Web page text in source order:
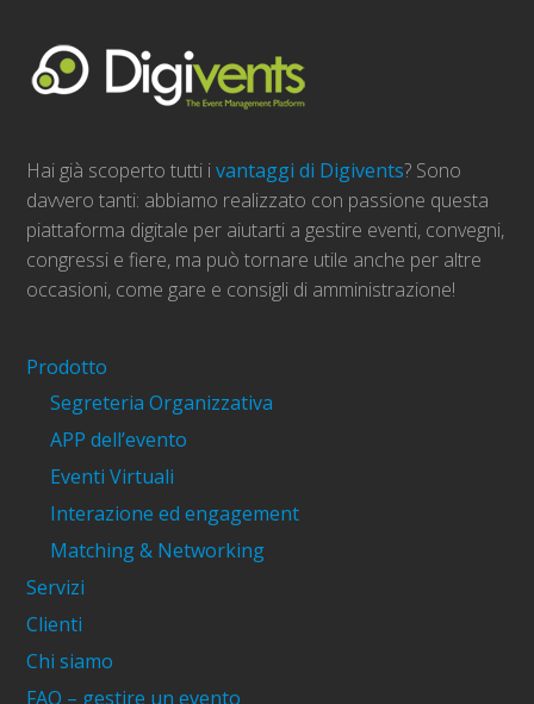
Hai già scoperto tutti ivantaggi di Digivents? Sono
davvero tanti: abbiamo realizzato con passione questa
piattaforma digitale per aiutarti a gestire eventi, convegni,
congressi e fiere, ma può tornare utile anche per altre
occasioni, come gare e consigli di amministrazione!
Prodotto
Segreteria Organizzativa
APP dell’evento
Eventi Virtuali
Interazione ed engagement
Matching & Networking
Servizi
Clienti
Chi siamo
FAQ – gestire un evento